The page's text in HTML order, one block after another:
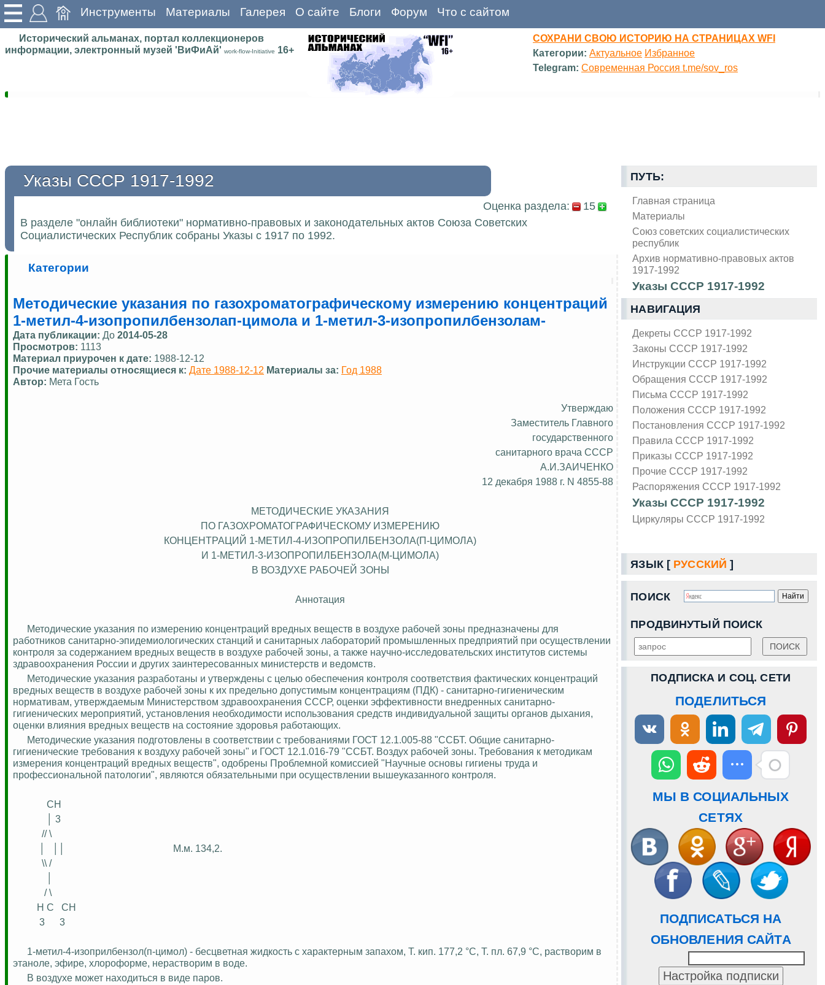
Инструменты Материалы Галерея О сайте Блоги Форум Что с сайтом
Исторический альманах, портал коллекционеров
информации, электронный музей 'ВиФиАй' work-flow-Initiative 16+
СОХРАНИ СВОЮ ИСТОРИЮ НА СТРАНИЦАХ WFI
Категории: Актуальное Избранное
Telegram: Современная Россия t.me/sov_ros
ПУТЬ:
Главная страница
Материалы
Союз советских социалистических
республик
Архив нормативно-правовых актов
1917-1992
Указы СССР 1917-1992
НАВИГАЦИЯ
Декреты СССР 1917-1992
Законы СССР 1917-1992
Инструкции СССР 1917-1992
Обращения СССР 1917-1992
Письма СССР 1917-1992
Положения СССР 1917-1992
Постановления СССР 1917-1992
Правила СССР 1917-1992
Приказы СССР 1917-1992
Прочие СССР 1917-1992
Распоряжения СССР 1917-1992
Указы СССР 1917-1992
Циркуляры СССР 1917-1992
ЯЗЫК [ РУССКИЙ ]
ПОИСК
ПРОДВИНУТЫЙ ПОИСК
ПОДПИСКА И СОЦ. СЕТИ
ПОДЕЛИТЬСЯ
МЫ В СОЦИАЛЬНЫХ
СЕТЯХ
ПОДПИСАТЬСЯ НА
ОБНОВЛЕНИЯ САЙТА
Указы СССР 1917-1992
Оценка раздела:
15
В разделе "онлайн библиотеки" нормативно-правовых и законодательных актов Союза Советских
Социалистических Республик собраны Указы с 1917 по 1992.
Категории
Методические указания по газохроматографическому измерению концентраций
1-метил-4-изопропилбензолап-цимола и 1-метил-3-изопропилбензолам-
Дата публикации: До 2014-05-28
Просмотров: 1113
Материал приурочен к дате: 1988-12-12
Прочие материалы относящиеся к: Дате 1988-12-12 Материалы за: Год 1988
Автор: Мета Гость
Утверждаю
Заместитель Главного
государственного
санитарного врача СССР
А.И.ЗАИЧЕНКО
12 декабря 1988 г. N 4855-88
МЕТОДИЧЕСКИЕ УКАЗАНИЯ
ПО ГАЗОХРОМАТОГРАФИЧЕСКОМУ ИЗМЕРЕНИЮ
КОНЦЕНТРАЦИЙ 1-МЕТИЛ-4-ИЗОПРОПИЛБЕНЗОЛА(П-ЦИМОЛА)
И 1-МЕТИЛ-3-ИЗОПРОПИЛБЕНЗОЛА(М-ЦИМОЛА)
В ВОЗДУХЕ РАБОЧЕЙ ЗОНЫ
Аннотация
Методические указания по измерению концентраций вредных веществ в воздухе рабочей зоны предназначены для
работников санитарно-эпидемиологических станций и санитарных лабораторий промышленных предприятий при осуществлении
контроля за содержанием вредных веществ в воздухе рабочей зоны, а также научно-исследовательских институтов системы
здравоохранения России и других заинтересованных министерств и ведомств.
Методические указания разработаны и утверждены с целью обеспечения контроля соответствия фактических концентраций
вредных веществ в воздухе рабочей зоны к их предельно допустимым концентрациям (ПДК) - санитарно-гигиеническим
нормативам, утверждаемым Министерством здравоохранения СССР, оценки эффективности внедренных санитарно-
гигиенических мероприятий, установления необходимости использования средств индивидуальной защиты органов дыхания,
оценки влияния вредных веществ на состояние здоровья работающих.
Методические указания подготовлены в соответствии с требованиями ГОСТ 12.1.005-88 "ССБТ. Общие санитарно-
гигиенические требования к воздуху рабочей зоны" и ГОСТ 12.1.016-79 "ССБТ. Воздух рабочей зоны. Требования к методикам
измерения концентраций вредных веществ", одобрены Проблемной комиссией "Научные основы гигиены труда и
профессиональной патологии", являются обязательными при осуществлении вышеуказанного контроля.
CH
│ 3
// \
М.м . 134,2.
\\ /
/ \
H C
CH
3
3
1-метил-4-изоприлбензол(п-цимол) - бесцветная жидкость с характерным запахом, Т. кип. 177,2 °С, Т. пл. 67,9 °С, растворим в
этаноле, эфире, хлороформе, нерастворим в воде.
В воздухе может находиться в виде паров.